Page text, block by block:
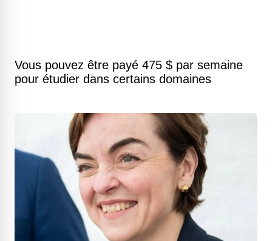
Vous pouvez être payé 475 $ par semaine
pour étudier dans certains domaines